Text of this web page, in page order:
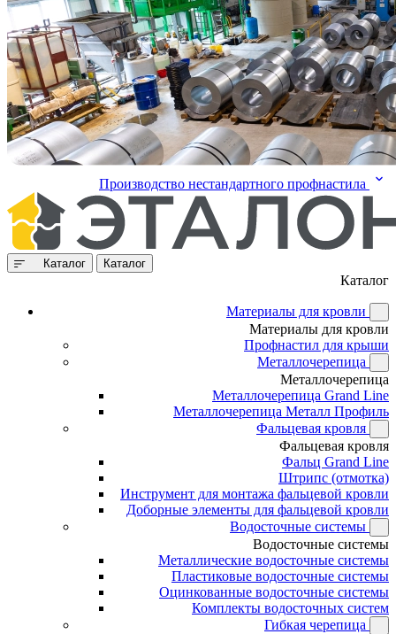
Производство нестандартного профнастила
Каталог Каталог
Каталог
Материалы для кровли
Материалы для кровли
Профнастил для крыши
Металлочерепица
Металлочерепица
Металлочерепица Grand Line
Металлочерепица Металл Профиль
Фальцевая кровля
Фальцевая кровля
Фальц Grand Line
Штрипс (отмотка)
Инструмент для монтажа фальцевой кровли
Доборные элементы для фальцевой кровли
Водосточные системы
Водосточные системы
Металлические водосточные системы
Пластиковые водосточные системы
Оцинкованные водосточные системы
Комплекты водосточных систем
Гибкая черепица